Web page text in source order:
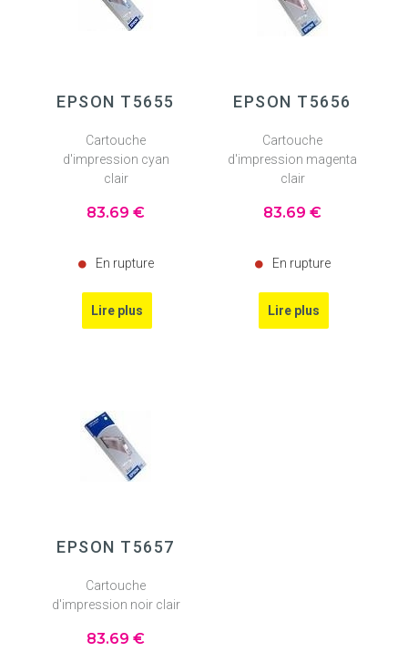
EPSON T5655
Cartouche
d'impression cyan
clair
83.69 €
En rupture
EPSON T5656
Cartouche
d'impression magenta
clair
83.69 €
En rupture
EPSON T5657
Cartouche
d'impression noir clair
83.69 €